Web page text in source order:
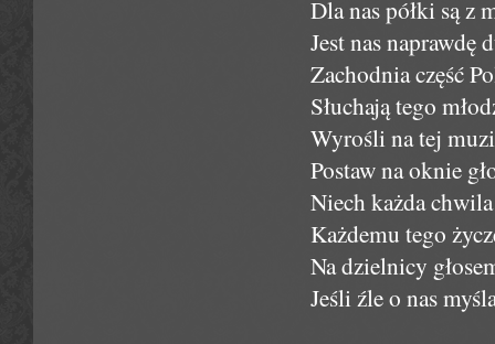
Dla nas półki są z
Jest nas
Zachodnia część
Słuchają tego
Wyrośli na tej
Postaw na oknie
Niech każda
Każdemu tego
Na dzielnicy
Jeśli źle o nas